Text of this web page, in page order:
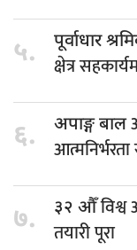
५. पूर्वाधार
क्षेत्र
६. अपाङ्ग बाल
७. ३२ औँ
तयारी पूरा